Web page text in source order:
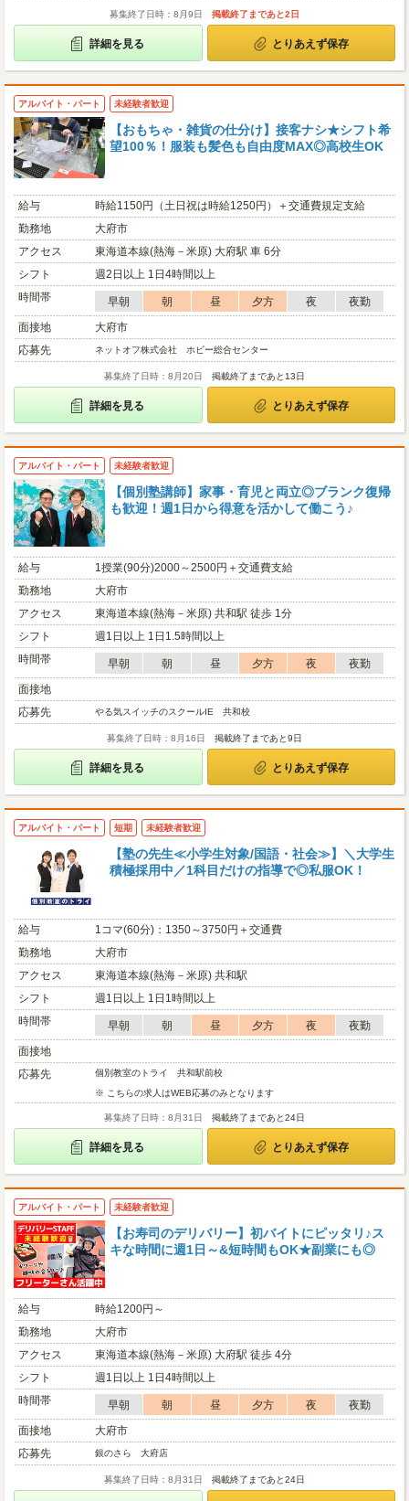
募集終了日時：8月9日 掲載終了まであと2日
詳細を見る とりあえず保存
アルバイト・パート 未経験者歓迎
【おもちゃ・雑貨の仕分け】接客ナシ★シフト希
望100％！服装も髪色も自由度MAX◎高校生OK
給与
時給1150円（土日祝は時給1250円）＋交通費規定支給
勤務地
大府市
アクセス
東海道本線(熱海－米原) 大府駅 車 6分
シフト
週2日以上 1日4時間以上
時間帯
早朝 朝 昼 夕方 夜
夜勤
面接地
大府市
応募先
ネットオフ株式会社 ホビー総合センター
募集終了日時：8月20日 掲載終了まであと13日
詳細を見る とりあえず保存
アルバイト・パート 未経験者歓迎
【個別塾講師】家事・育児と両立◎ブランク復帰
も歓迎！週1日から得意を活かして働こう♪
給与
1授業(90分)2000～2500円＋交通費支給
勤務地
大府市
アクセス
東海道本線(熱海－米原) 共和駅 徒歩 1分
シフト
週1日以上 1日1.5時間以上
時間帯
早朝 朝 昼 夕方 夜
夜勤
面接地
応募先
やる気スイッチのスクールIE 共和校
募集終了日時：8月16日 掲載終了まであと9日
詳細を見る とりあえず保存
アルバイト・パート 短期 未経験者歓迎
【塾の先生≪小学生対象/国語・社会≫】＼大学生
積極採用中／1科目だけの指導で◎私服OK！
給与
1コマ(60分)：1350～3750円＋交通費
勤務地
大府市
アクセス
東海道本線(熱海－米原) 共和駅
シフト
週1日以上 1日1時間以上
時間帯
早朝 朝 昼 夕方 夜
夜勤
面接地
応募先
個別教室のトライ 共和駅前校
※ こちらの求人はWEB応募のみとなります
募集終了日時：8月31日 掲載終了まであと24日
詳細を見る とりあえず保存
アルバイト・パート 未経験者歓迎
【お寿司のデリバリー】初バイトにピッタリ♪ス
キな時間に週1日～&短時間もOK★副業にも◎
給与
時給1200円～
勤務地
大府市
アクセス
東海道本線(熱海－米原) 大府駅 徒歩 4分
シフト
週1日以上 1日4時間以上
時間帯
早朝 朝 昼 夕方 夜
夜勤
面接地
大府市
応募先
銀のさら 大府店
募集終了日時：8月31日 掲載終了まであと24日